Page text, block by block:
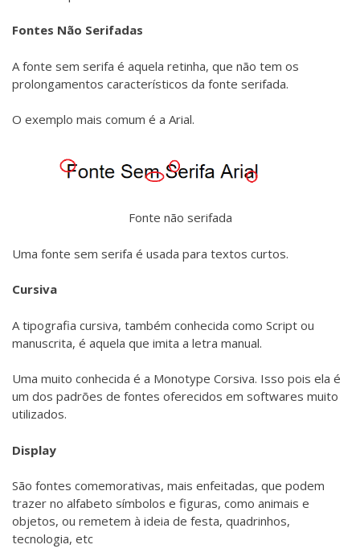
Fontes Não Serifadas
A fonte sem serifa é aquela retinha, que não tem os
prolongamentos característicos da fonte serifada.
O exemplo mais comum é a Arial.
Fonte não serifada
Uma fonte sem serifa é usada para textos curtos.
Cursiva
A tipografia cursiva, também conhecida como Script ou
manuscrita, é aquela que imita a letra manual.
Uma muito conhecida é a Monotype Corsiva. Isso pois ela é
um dos padrões de fontes oferecidos em softwares muito
utilizados.
Display
São fontes comemorativas, mais enfeitadas, que podem
trazer no alfabeto símbolos e figuras, como animais e
objetos, ou remetem à ideia de festa, quadrinhos,
tecnologia, etc